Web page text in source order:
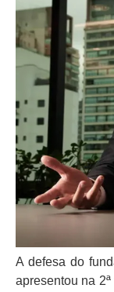
A defesa do
apresentou na